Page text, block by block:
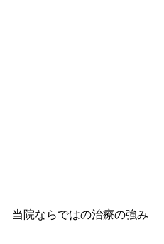
当院ならではの治療の強み